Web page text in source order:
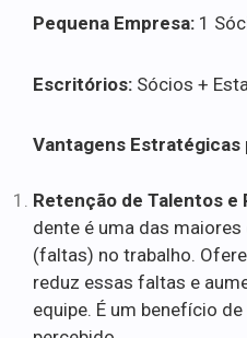
Pequena Empresa: 1
Escritórios: Sócios +
Vantagens Estratégicas
Retenção de Talentos e
dente é uma das
(faltas) no trabalho.
reduz essas faltas e
equipe. É um benefício